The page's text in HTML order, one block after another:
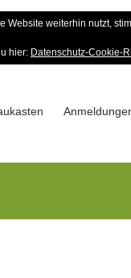
Wald-
– Seit 1963
weiterhin nutzt,
hier: Datenschutz-Cookie-